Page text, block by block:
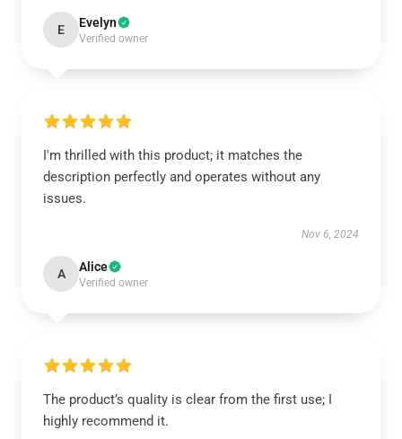
E Evelyn
Verified owner
I'm thrilled with this product; it matches the
description perfectly and operates without any
issues.
Nov 6, 2024
A Alice
Verified owner
The product’s quality is clear from the first use; I
highly recommend it.